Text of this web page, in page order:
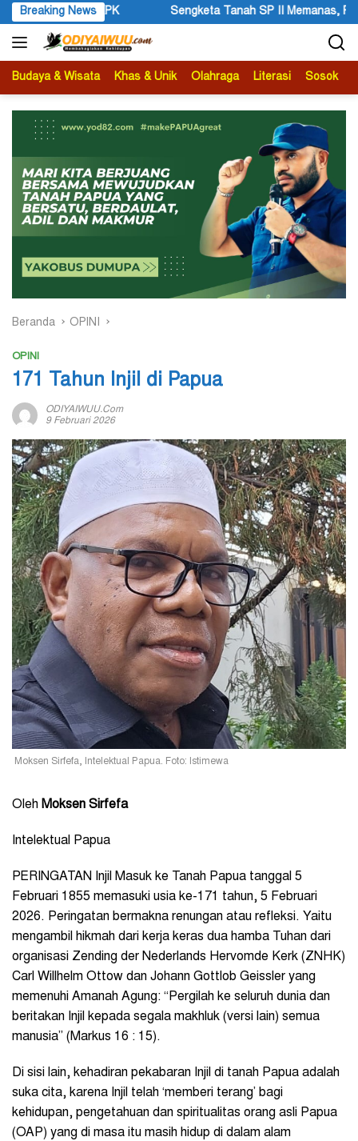
Langsung
ke
konten
Breaking NewsSengketa Tanah SP II Memanas, Pengadilan Negeri
Budaya & Wisata Khas & Unik Olahraga Literasi Sosok
Beranda OPINI
OPINI
171 Tahun Injil di Papua
ODIYAIWUU.com
9 Februari 2026
Moksen Sirfefa, Intelektual Papua. Foto: Istimewa
Oleh Moksen Sirfefa
Intelektual Papua
PERINGATAN Injil Masuk ke Tanah Papua tanggal 5
Februari 1855 memasuki usia ke-171 tahun, 5 Februari
2026. Peringatan bermakna renungan atau refleksi. Yaitu
mengambil hikmah dari kerja keras dua hamba Tuhan dari
organisasi Zending der Nederlands Hervomde Kerk (ZNHK)
Carl Willhelm Ottow dan Johann Gottlob Geissler yang
memenuhi Amanah Agung: “Pergilah ke seluruh dunia dan
beritakan Injil kepada segala makhluk (versi lain) semua
manusia” (Markus 16 : 15).
Di sisi lain, kehadiran pekabaran Injil di tanah Papua adalah
suka cita, karena Injil telah ‘memberi terang’ bagi
kehidupan, pengetahuan dan spiritualitas orang asli Papua
(OAP) yang di masa itu masih hidup di dalam alam